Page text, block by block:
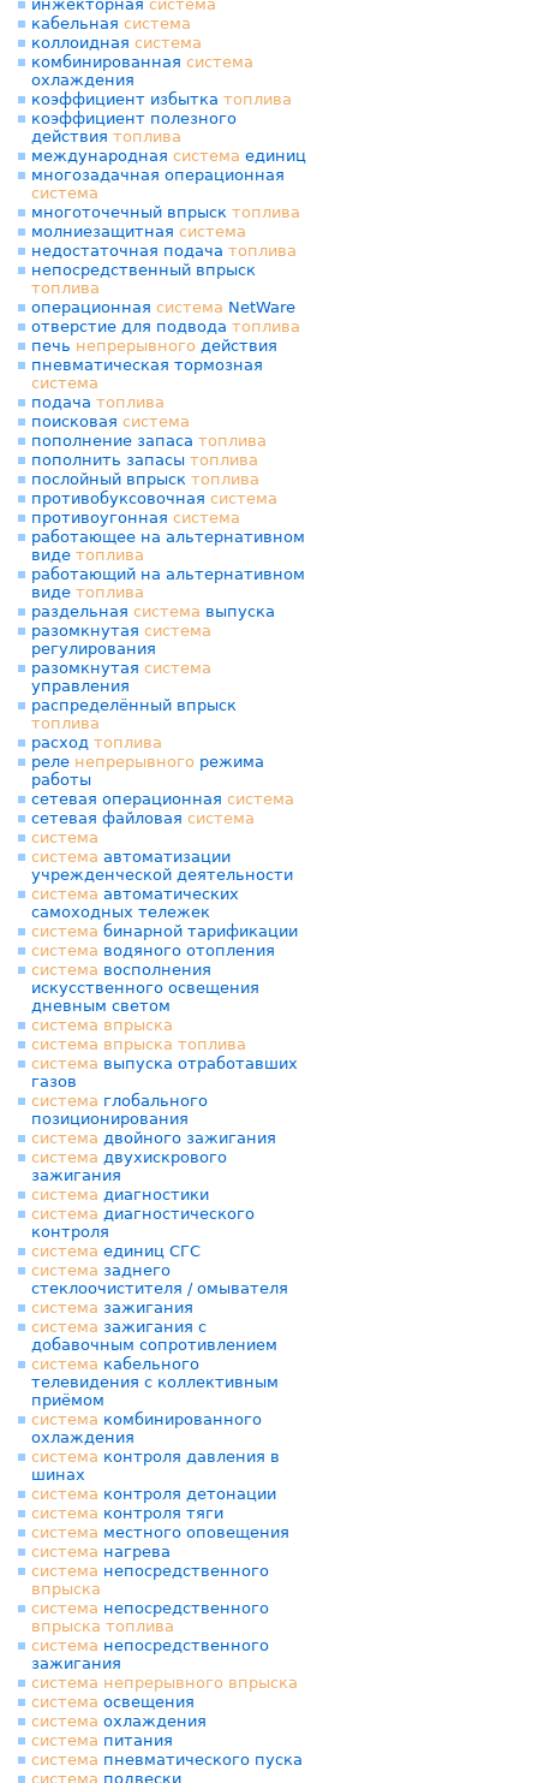
инжекторная система
кабельная система
коллоидная система
комбинированная система
охлаждения
коэффициент избытка топлива
коэффициент полезного
действия топлива
международная система единиц
многозадачная операционная
система
многоточечный впрыск топлива
молниезащитная система
недостаточная подача топлива
непосредственный впрыск
топлива
операционная система NetWare
отверстие для подвода топлива
печь непрерывного действия
пневматическая тормозная
система
подача топлива
поисковая система
пополнение запаса топлива
пополнить запасы топлива
послойный впрыск топлива
противобуксовочная система
противоугонная система
работающее на альтернативном
виде топлива
работающий на альтернативном
виде топлива
раздельная система выпуска
разомкнутая система
регулирования
разомкнутая система
управления
распределённый впрыск
топлива
расход топлива
реле непрерывного режима
работы
сетевая операционная система
сетевая файловая система
система
система автоматизации
учрежденческой деятельности
система автоматических
самоходных тележек
система бинарной тарификации
система водяного отопления
система восполнения
искусственного освещения
дневным светом
система впрыска
система впрыска топлива
система выпуска отработавших
газов
система глобального
позиционирования
система двойного зажигания
система двухискрового
зажигания
система диагностики
система диагностического
контроля
система единиц СГС
система заднего
стеклоочистителя / омывателя
система зажигания
система зажигания с
добавочным сопротивлением
система кабельного
телевидения с коллективным
приёмом
система комбинированного
охлаждения
система контроля давления в
шинах
система контроля детонации
система контроля тяги
система местного оповещения
система нагрева
система непосредственного
впрыска
система непосредственного
впрыска топлива
система непосредственного
зажигания
система непрерывного впрыска
система освещения
система охлаждения
система питания
система пневматического пуска
система подвески